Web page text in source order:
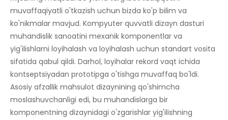
muvaffaqiyatli o'tkazish uchun bizda ko'p bilim va
ko'nikmalar mavjud. Kompyuter quvvatli dizayn dasturi
muhandislik sanoatini mexanik komponentlar va
yig'ilishlarni loyihalash va loyihalash uchun standart vosita
sifatida qabul qildi. Darhol, loyihalar rekord vaqt ichida
kontseptsiyadan prototipga o'tishga muvaffaq bo'ldi.
Asosiy afzallik mahsulot dizaynining qo'shimcha
moslashuvchanligi edi, bu muhandislarga bir
komponentning dizaynidagi o'zgarishlar yig'ilishning